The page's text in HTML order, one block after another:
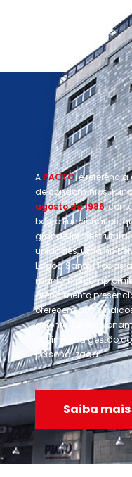
A PACTOé
de condomínios.
agosto de 1986,
bairro Funcionários,
grande
unidades, uma no
Lagoa Santa. Todas
mantêm o
atendimento
oferecem aos
gerente de
assim uma gestão
personalizada.
Saiba mais